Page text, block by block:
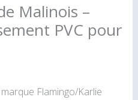
Malinois –
PVC pour
Flamingo/Karlie